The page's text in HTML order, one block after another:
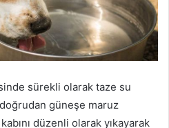
sürekli olarak taze su
güneşe maruz
düzenli olarak yıkayarak